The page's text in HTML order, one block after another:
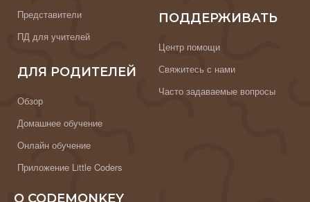
Представители
ПД для учителей
ДЛЯ РОДИТЕЛЕЙ
Обзор
Домашнее обучение
Онлайн обучение
Приложение Little Coders
ПОДДЕРЖИВАТЬ
Центр помощи
Свяжитесь с нами
Часто задаваемые вопросы
О CODEMONKEY